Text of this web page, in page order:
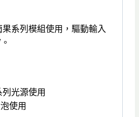
果系列模組使用，驅動輸入
列光源使用
使用